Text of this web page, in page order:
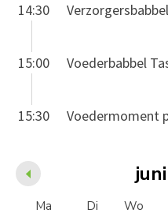
14:30
15:00 Voederbabbel
15:30 Voedermoment
Ma Di Wo